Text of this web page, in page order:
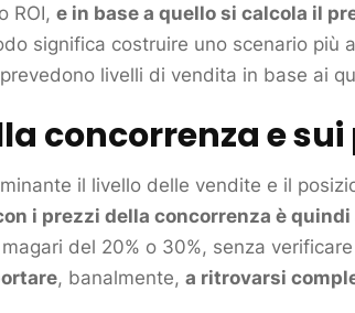
ROI, e in base a quello si calcola il
significa costruire uno scenario più
livelli di vendita in base ai
concorrenzae sui
il livello delle vendite e il
i prezzi della concorrenza è quindi
del 20% o 30%, senza
, banalmente, a ritrovarsi